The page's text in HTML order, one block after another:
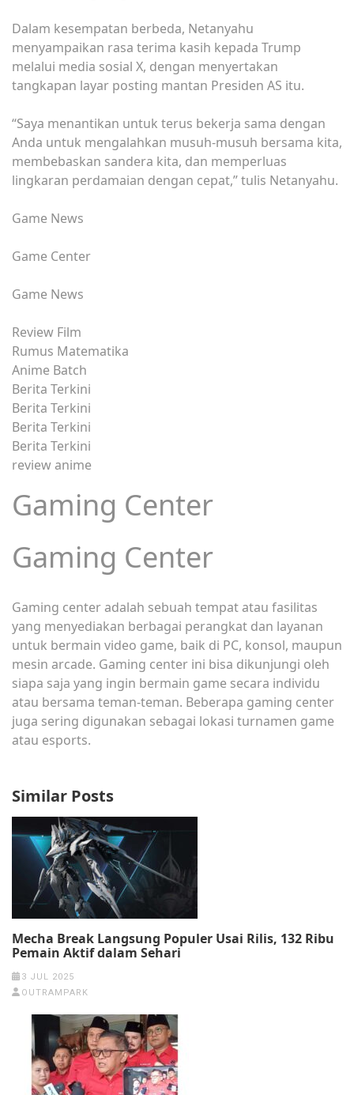
Dalam kesempatan berbeda, Netanyahu
menyampaikan rasa terima kasih kepada Trump
melalui media sosial X, dengan menyertakan
tangkapan layar posting mantan Presiden AS itu.
“Saya menantikan untuk terus bekerja sama dengan
Anda untuk mengalahkan musuh-musuh bersama kita,
membebaskan sandera kita, dan memperluas
lingkaran perdamaian dengan cepat,” tulis Netanyahu.
Game News
Game Center
Game News
Review Film
Rumus Matematika
Anime Batch
Berita Terkini
Berita Terkini
Berita Terkini
Berita Terkini
review anime
Gaming Center
Gaming Center
Gaming center adalah sebuah tempat atau fasilitas
yang menyediakan berbagai perangkat dan layanan
untuk bermain video game, baik di PC, konsol, maupun
mesin arcade. Gaming center ini bisa dikunjungi oleh
siapa saja yang ingin bermain game secara individu
atau bersama teman-teman. Beberapa gaming center
juga sering digunakan sebagai lokasi turnamen game
atau esports.
Similar Posts
Mecha Break Langsung Populer Usai Rilis, 132 Ribu
Pemain Aktif dalam Sehari
3 JUL 2025
OUTRAMPARK